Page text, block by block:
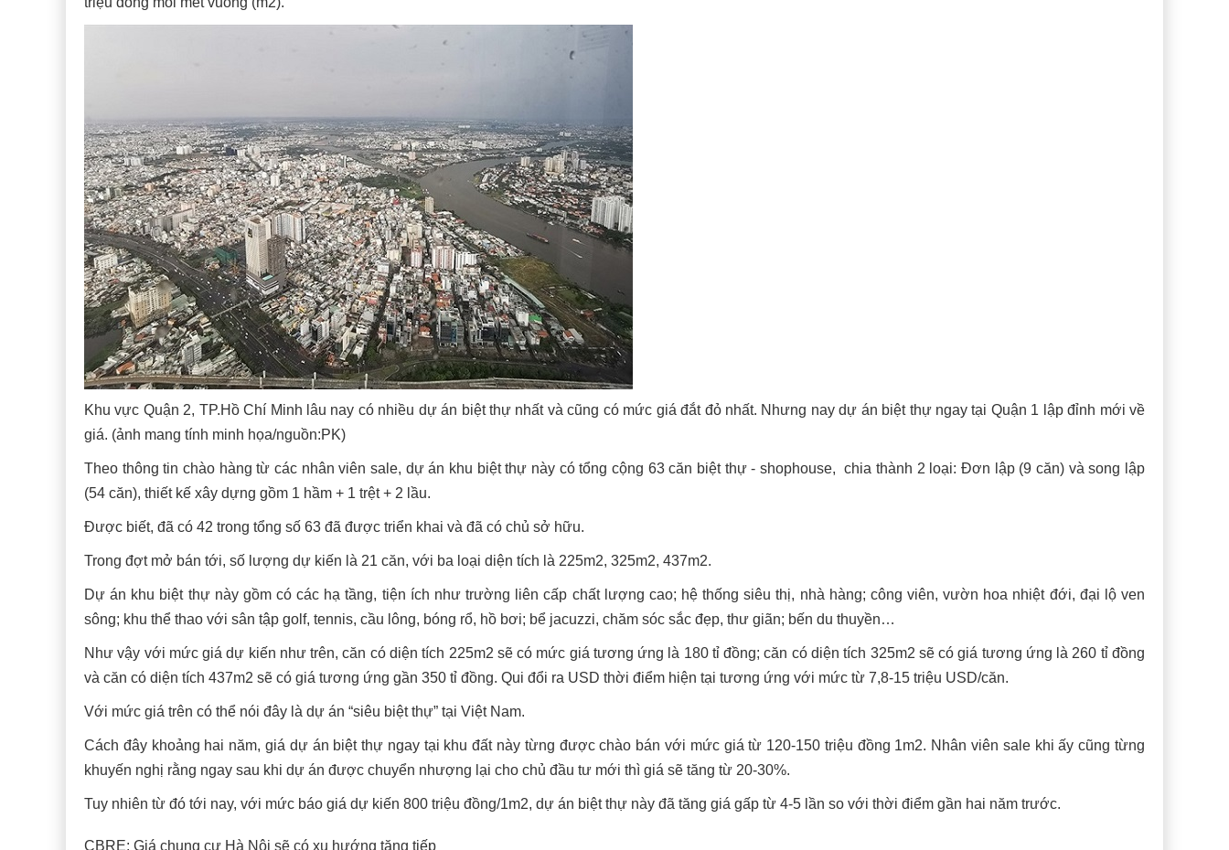
Khu vực Quận 2, TP.Hồ Chí Minh lâu nay có nhiều dự án biệt thự nhất và cũng có mức giá đắt đỏ nhất. Nhưng nay dự án biệt thự ngay tại Quận 1 lập đỉnh mới về
giá. (ảnh mang tính minh họa/nguồn:PK)
Theo thông tin chào hàng từ các nhân viên sale, dự án khu biệt thự này có tổng cộng 63 căn biệt thự - shophouse, chia thành 2 loại: Đơn lập (9 căn) và song lập
(54 căn), thiết kế xây dựng gồm 1 hầm + 1 trệt + 2 lầu.
Được biết, đã có 42 trong tổng số 63 đã được triển khai và đã có chủ sở hữu.
Trong đợt mở bán tới, số lượng dự kiến là 21 căn, với ba loại diện tích là 225m2, 325m2, 437m2.
Dự án khu biệt thự này gồm có các hạ tầng, tiện ích như trường liên cấp chất lượng cao; hệ thống siêu thị, nhà hàng; công viên, vườn hoa nhiệt đới, đại lộ ven
sông; khu thể thao với sân tập golf, tennis, cầu lông, bóng rổ, hồ bơi; bể jacuzzi, chăm sóc sắc đẹp, thư giãn; bến du thuyền…
Như vậy với mức giá dự kiến như trên, căn có diện tích 225m2 sẽ có mức giá tương ứng là 180 tỉ đồng; căn có diện tích 325m2 sẽ có giá tương ứng là 260 tỉ đồng
và căn có diện tích 437m2 sẽ có giá tương ứng gần 350 tỉ đồng. Qui đổi ra USD thời điểm hiện tại tương ứng với mức từ 7,8-15 triệu USD/căn.
Với mức giá trên có thể nói đây là dự án “siêu biệt thự” tại Việt Nam.
Cách đây khoảng hai năm, giá dự án biệt thự ngay tại khu đất này từng được chào bán với mức giá từ 120-150 triệu đồng 1m2. Nhân viên sale khi ấy cũng từng
khuyến nghị rằng ngay sau khi dự án được chuyển nhượng lại cho chủ đầu tư mới thì giá sẽ tăng từ 20-30%.
Tuy nhiên từ đó tới nay, với mức báo giá dự kiến 800 triệu đồng/1m2, dự án biệt thự này đã tăng giá gấp từ 4-5 lần so với thời điểm gần hai năm trước.
CBRE: Giá chung cư Hà Nội sẽ có xu hướng tăng tiếp